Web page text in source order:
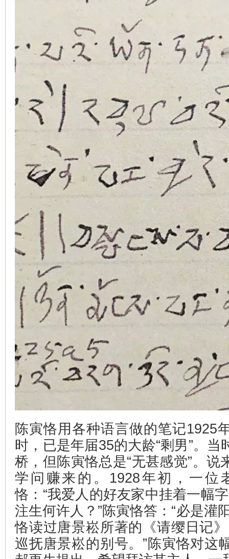
陈寅恪用各种语言做的笔记1925
时，已是年届35的大龄“剩男”。
桥，但陈寅恪总是“无甚感觉”。说
学问赚来的。1928年初，一位
恪：“我爱人的好友家中挂着一幅
注生何许人？”陈寅恪答：“必是灌
恪读过唐景崧所著的《请缨日记
巡抚唐景崧的别号。”陈寅恪对这